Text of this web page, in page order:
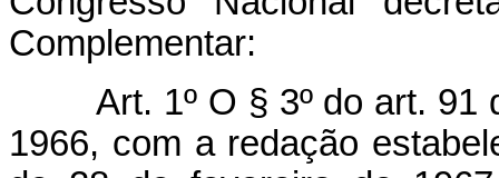
Complementar:
Art. 1º O § 3º do art. 91
1966, com a redação